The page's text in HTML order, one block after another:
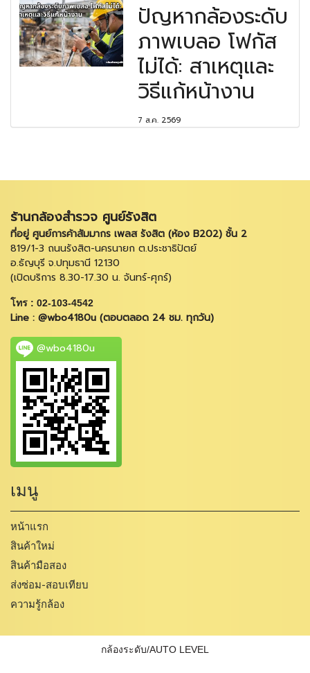
ปัญหากล้องระดับ
ภาพเบลอ โฟกัส
ไม่ได้: สาเหตุและ
วิธีแก้หน้างาน
7 ส.ค. 2569
ร้านกล้องสำรวจ ศูนย์รังสิต
ที่อยู่ ศูนย์การค้าสัมมากร เพลส รังสิต (ห้อง B202) ชั้น 2
819/1-3 ถนนรังสิต-นครนายก ต.ประชาธิปัตย์
อ.ธัญบุรี จ.ปทุมธานี 12130
(เปิดบริการ 8.30-17.30 น. จันทร์-ศุกร์)
โทร : 02-103-4542
Line : @wbo4180u (ตอบตลอด 24 ชม. ทุกวัน)
@wbo4180u
เมนู
หน้าแรก
สินค้าใหม่
สินค้ามือสอง
ส่งซ่อม-สอบเทียบ
ความรู้กล้อง
กล้องระดับ/AUTO LEVEL